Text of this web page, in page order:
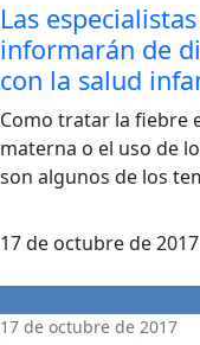
Las
informarán de
con la salud
Como tratar la fiebre
materna o el uso de
son algunos de los
17 de octubre de 2017
17 de octubre de 2017